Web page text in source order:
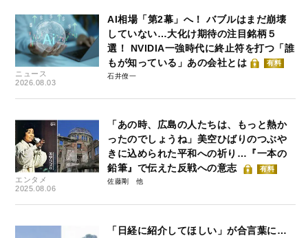
ニュース
2026.08.03
AI相場「第2幕」へ！ バブルはまだ崩壊
していない…大化け期待の注目銘柄５
選！ NVIDIA一強時代に終止符を打つ「誰
もが知っている」あの会社とは
有料
石井僚一
エンタメ
2025.08.06
「あの時、広島の人たちは、もっと熱か
ったのでしょうね」美空ひばりのつぶや
きに込められた平和への祈り…『一本の
鉛筆』で伝えた反戦への意志
有料
佐藤剛
「日経に紹介してほしい」が合言葉に…